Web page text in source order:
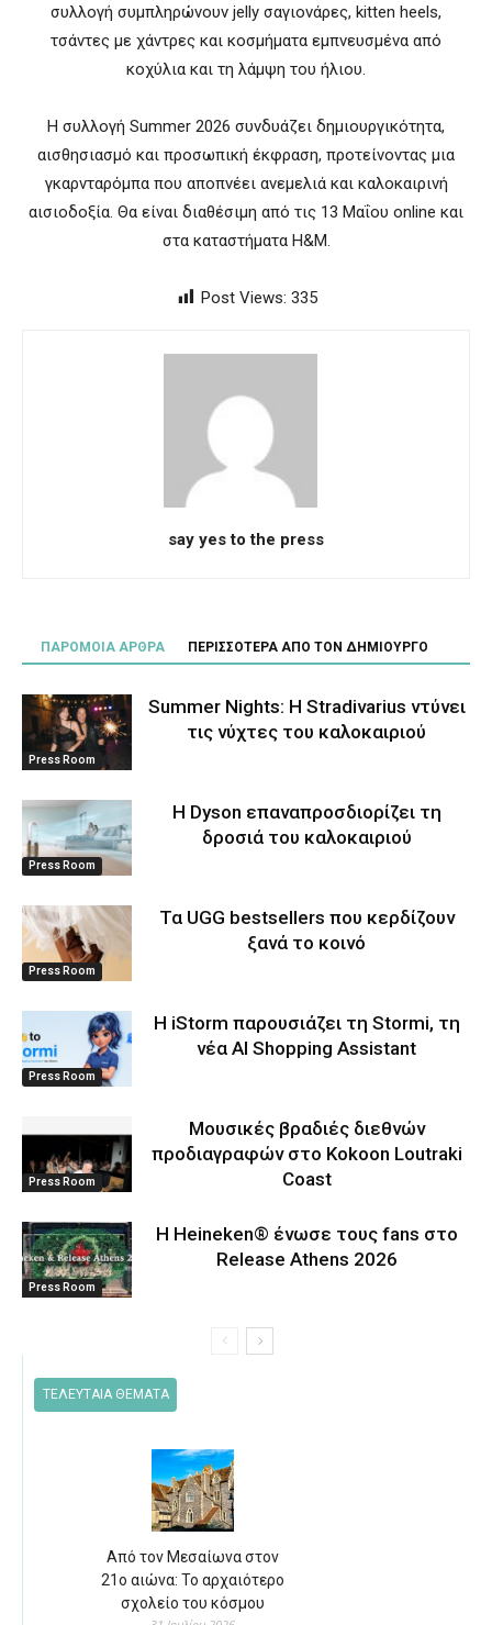
συλλογή συμπληρώνουν jelly σαγιονάρες, kitten heels,
τσάντες με χάντρες και κοσμήματα εμπνευσμένα από
κοχύλια και τη λάμψη του ήλιου.
Η συλλογή Summer 2026 συνδυάζει δημιουργικότητα,
αισθησιασμό και προσωπική έκφραση, προτείνοντας μια
γκαρνταρόμπα που αποπνέει ανεμελιά και καλοκαιρινή
αισιοδοξία. Θα είναι διαθέσιμη από τις 13 Μαΐου online και
στα καταστήματα H&M.
Post Views: 335
say yes to the press
ΠΑΡΟΜΟΙΑ ΑΡΘΡΑ ΠΕΡΙΣΣΟΤΕΡΑ ΑΠΟ ΤΟΝ ΔΗΜΙΟΥΡΓΟ
Press Room
Summer Nights: Η Stradivarius ντύνει
τις νύχτες του καλοκαιριού
Press Room
Η Dyson επαναπροσδιορίζει τη
δροσιά του καλοκαιριού
Press Room
Τα UGG bestsellers που κερδίζουν
ξανά το κοινό
Press Room
Η iStorm παρουσιάζει τη Stormi, τη
νέα AI Shopping Assistant
Press Room
Μουσικές βραδιές διεθνών
προδιαγραφών στο Kokoon Loutraki
Coast
Press Room
Η Heineken® ένωσε τους fans στο
Release Athens 2026
ΤΕΛΕΥΤΑΙΑ ΘΕΜΑΤΑ
Από τον Μεσαίωνα στον
21ο αιώνα: Το αρχαιότερο
σχολείο του κόσμου